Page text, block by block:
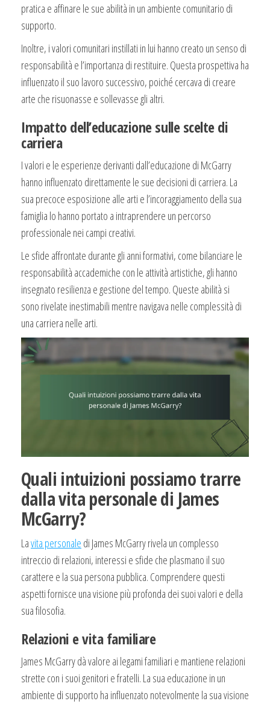
pratica e affinare le sue abilità in un ambiente comunitario di
supporto.
Inoltre, i valori comunitari instillati in lui hanno creato un senso di
responsabilità e l’importanza di restituire. Questa prospettiva ha
influenzato il suo lavoro successivo, poiché cercava di creare
arte che risuonasse e sollevasse gli altri.
Impatto dell’educazione sulle scelte di
carriera
I valori e le esperienze derivanti dall’educazione di McGarry
hanno influenzato direttamente le sue decisioni di carriera. La
sua precoce esposizione alle arti e l’incoraggiamento della sua
famiglia lo hanno portato a intraprendere un percorso
professionale nei campi creativi.
Le sfide affrontate durante gli anni formativi, come bilanciare le
responsabilità accademiche con le attività artistiche, gli hanno
insegnato resilienza e gestione del tempo. Queste abilità si
sono rivelate inestimabili mentre navigava nelle complessità di
una carriera nelle arti.
Quali intuizioni possiamo trarre
dalla vita personale di James
McGarry?
Lavita personale di James McGarry rivela un complesso
intreccio di relazioni, interessi e sfide che plasmano il suo
carattere e la sua persona pubblica. Comprendere questi
aspetti fornisce una visione più profonda dei suoi valori e della
sua filosofia.
Relazioni e vita familiare
James McGarry dà valore ai legami familiari e mantiene relazioni
strette con i suoi genitori e fratelli. La sua educazione in un
ambiente di supporto ha influenzato notevolmente la sua visione